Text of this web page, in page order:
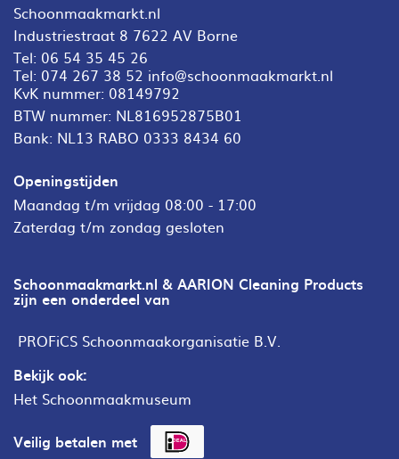
Schoonmaakmarkt.nl
Industriestraat 8 7622 AV Borne
Tel: 06 54 35 45 26
Tel: 074 267 38 52 info@schoonmaakmarkt.nl
KvK nummer: 08149792
BTW nummer: NL816952875B01
Bank: NL13 RABO 0333 8434 60
Openingstijden
Maandag t/m vrijdag 08:00 - 17:00
Zaterdag t/m zondag gesloten
Schoonmaakmarkt.nl & AARION Cleaning Products
zijn een onderdeel van
PROFiCS Schoonmaakorganisatie B.V.
Bekijk ook:
Het Schoonmaakmuseum
Veilig betalen met